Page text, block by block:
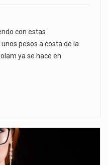
con estas
pesos a costa de la
ya se hace en